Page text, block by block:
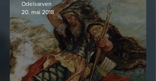
Odelsarven
20. mai 2018